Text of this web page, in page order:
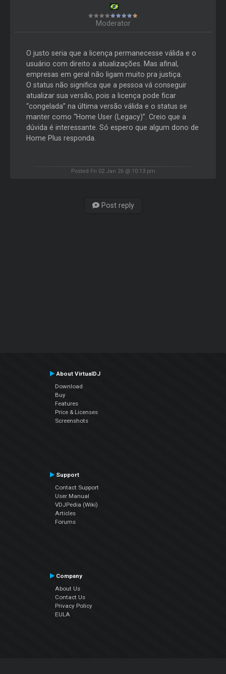
Moderator
O justo seria que a licença permanecesse válida e o
usuário com direito a atualizações. Mas afinal,
empresas em geral não ligam muito pra justiça.
O status não significa que a pessoa vá conseguir
atualizar sua versão, pois a licença pode ficar
“congelada” na última versão válida e o status se
manter como “Home User (Legacy)”. Creio que a
dúvida é interessante. Só espero que algum dono de
Home Plus responda.
Posted Fri 02 Jan 26 @ 10:13 pm
Post reply
About VirtualDJ
Download
Buy
Features
Price & Licenses
Screenshots
Support
Contact Support
User Manual
VDJPedia (Wiki)
Articles
Forums
Company
About Us
Contact Us
Privacy Policy
EULA